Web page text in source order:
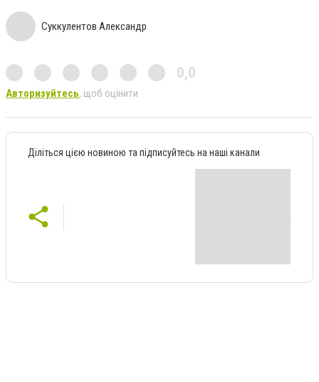
Суккулентов Александр
0,0
Авторизуйтесь, щоб оцінити
Діліться цією новиною та підписуйтесь на наші канали